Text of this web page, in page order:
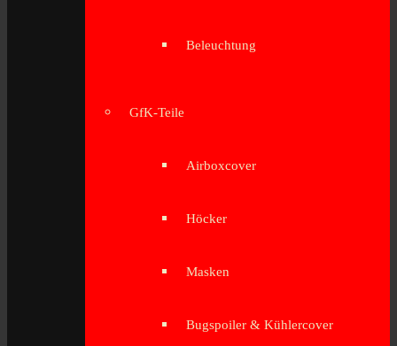
Beleuchtung
GfK-Teile
Airboxcover
Höcker
Masken
Bugspoiler & Kühlercover